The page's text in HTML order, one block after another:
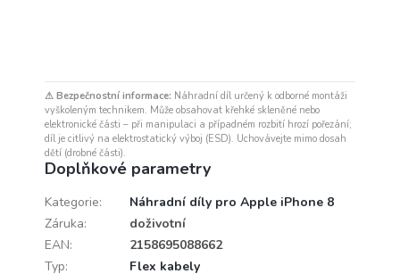
⚠ Bezpečnostní informace: Náhradní díl určený k odborné montáži
vyškoleným technikem. Může obsahovat křehké skleněné nebo
elektronické části – při manipulaci a případném rozbití hrozí pořezání;
díl je citlivý na elektrostatický výboj (ESD). Uchovávejte mimo dosah
dětí (drobné části).
Doplňkové parametry
Kategorie:
Náhradní díly pro Apple iPhone 8
Záruka:
doživotní
EAN:
2158695088662
Typ:
Flex kabely